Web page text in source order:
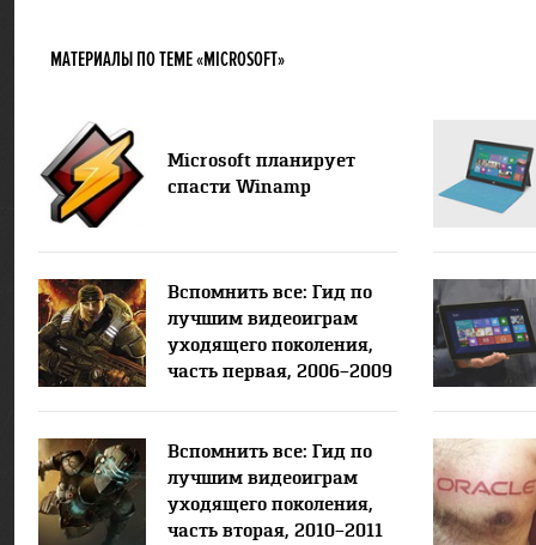
МАТЕРИАЛЫ ПО ТЕМЕ «MICROSOFT»
Microsoft планирует
спасти Winamp
Вспомнить все: Гид по
лучшим видеоиграм
уходящего поколения,
часть первая, 2006–2009
Вспомнить все: Гид по
лучшим видеоиграм
уходящего поколения,
часть вторая, 2010–2011